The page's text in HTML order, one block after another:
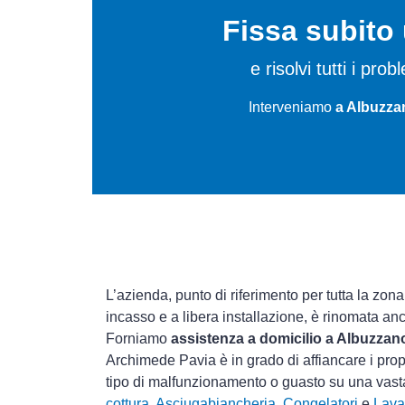
Fissa subito
e risolvi tutti i
Interveniamo a
L’azienda, punto di riferimento per tutta la
incasso e a libera installazione, è rinomata
Forniamo assistenza a domicilio a
Archimede Pavia è in grado di affiancare i
tipo di malfunzionamento o guasto su una